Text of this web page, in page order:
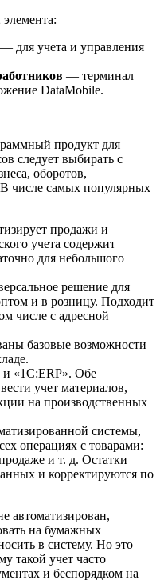
— для учета и управления
— терминал
DataMobile.
продукт для
следует выбирать с
оборотов,
числе самых популярных
продажи и
учета содержит
для небольшого
решение для
и в розницу. Подходит
числе с адресной
базовые возможности
и «1С:ERP». Обе
учет материалов,
на производственных
системы,
операциях с товарами:
и т. д. Остатки
и корректируются по
автоматизирован,
на бумажных
в систему. Но это
такой учет часто
и беспорядком на